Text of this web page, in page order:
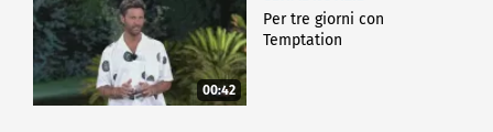
00:42
Per tre giorni con
Temptation